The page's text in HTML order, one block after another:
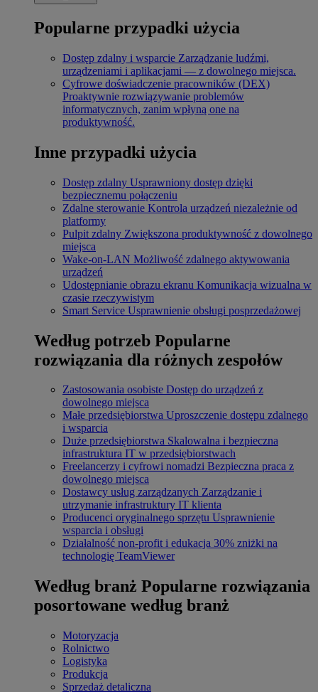
Popularne przypadki użycia
Dostęp zdalny i wsparcie Zarządzanie ludźmi,
urządzeniami i aplikacjami — z dowolnego miejsca.
Cyfrowe doświadczenie pracowników (DEX)
Proaktywnie rozwiązywanie problemów
informatycznych, zanim wpłyną one na
produktywność.
Inne przypadki użycia
Dostęp zdalny Usprawniony dostęp dzięki
bezpiecznemu połączeniu
Zdalne sterowanie Kontrola urządzeń niezależnie od
platformy
Pulpit zdalny Zwiększona produktywność z dowolnego
miejsca
Wake-on-LAN Możliwość zdalnego aktywowania
urządzeń
Udostępnianie obrazu ekranu Komunikacja wizualna w
czasie rzeczywistym
Smart Service Usprawnienie obsługi posprzedażowej
Według potrzeb Popularne
rozwiązania dla różnych zespołów
Zastosowania osobiste Dostęp do urządzeń z
dowolnego miejsca
Małe przedsiębiorstwa Uproszczenie dostępu zdalnego
i wsparcia
Duże przedsiębiorstwa Skalowalna i bezpieczna
infrastruktura IT w przedsiębiorstwach
Freelancerzy i cyfrowi nomadzi Bezpieczna praca z
dowolnego miejsca
Dostawcy usług zarządzanych Zarządzanie i
utrzymanie infrastruktury IT klienta
Producenci oryginalnego sprzętu Usprawnienie
wsparcia i obsługi
Działalność non-profit i edukacja 30% zniżki na
technologię TeamViewer
Według branż Popularne rozwiązania
posortowane według branż
Motoryzacja
Rolnictwo
Logistyka
Produkcja
Sprzedaż detaliczna